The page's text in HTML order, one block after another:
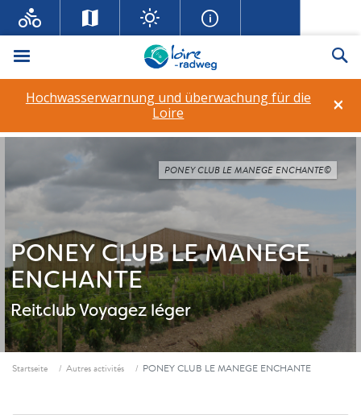
Menü
×
Hochwasserwarnung und überwachung für die
Loire
PONEY CLUB LE MANEGE
ENCHANTE
ReitclubVoyagez léger
PONEY CLUB LE MANEGE ENCHANTE©
Fil d'ariane
Startseite Autres activités PONEY CLUB LE MANEGE ENCHANTE